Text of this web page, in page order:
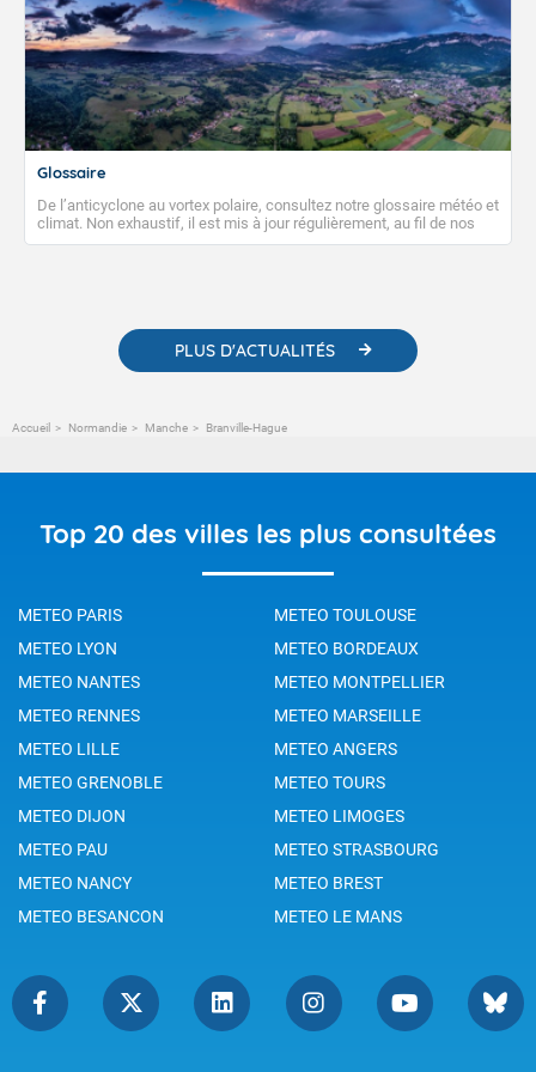
Glossaire
De l’anticyclone au vortex polaire, consultez notre glossaire météo et
climat. Non exhaustif, il est mis à jour régulièrement, au fil de nos
publications. Vous y trouverez également des liens utiles vers nos
PLUS D'ACTUALITÉS
Accueil Normandie Manche Branville-Hague
Top 20 des villes les plus consultées
METEO PARIS
METEO TOULOUSE
METEO LYON
METEO BORDEAUX
METEO NANTES
METEO MONTPELLIER
METEO RENNES
METEO MARSEILLE
METEO LILLE
METEO ANGERS
METEO GRENOBLE
METEO TOURS
METEO DIJON
METEO LIMOGES
METEO PAU
METEO STRASBOURG
METEO NANCY
METEO BREST
METEO BESANCON
METEO LE MANS